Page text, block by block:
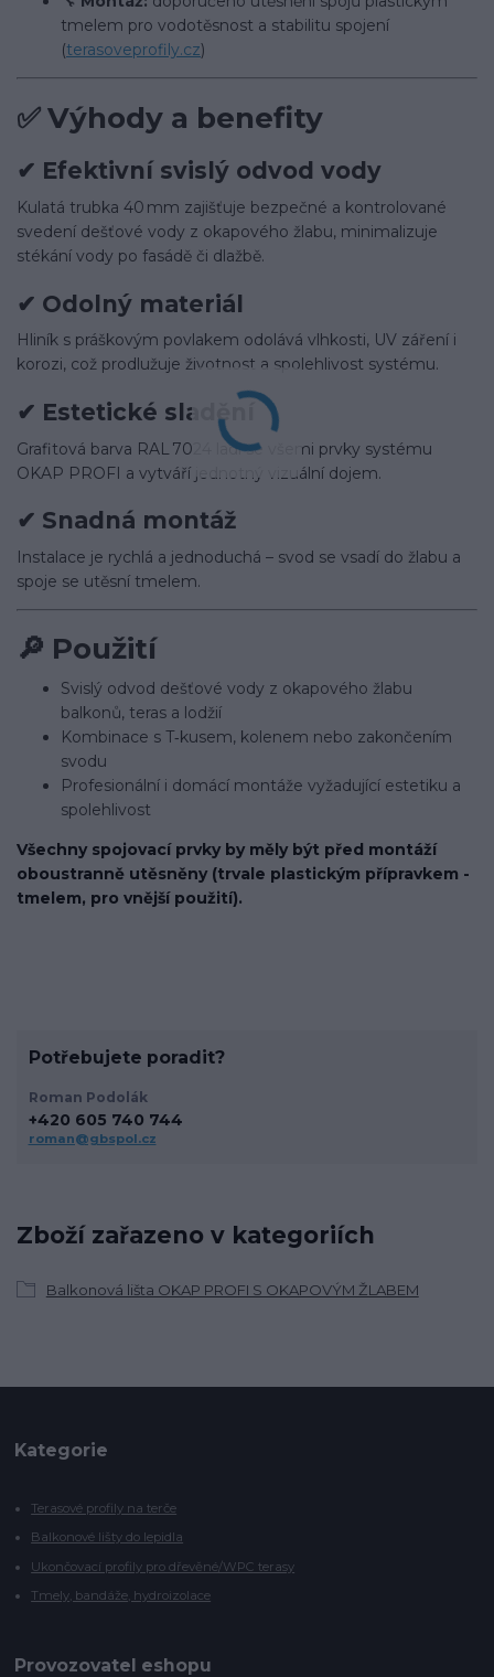
tmelem pro vodotěsnost a stabilitu spojení
(terasoveprofily.cz)
✅Výhody a benefity
✔ Efektivní svislý odvod vody
Kulatá trubka 40 mm zajišťuje bezpečné a kontrolované
svedení dešťové vody z okapového žlabu, minimalizuje
stékání vody po fasádě či dlažbě.
✔ Odolný materiál
Hliník s práškovým povlakem odolává vlhkosti, UV záření i
korozi, což prodlužuje životnost a spolehlivost systému.
✔ Estetické sladění
Grafitová barva RAL 7024 ladí se všemi prvky systému
OKAP PROFI a vytváří jednotný vizuální dojem.
✔ Snadná montáž
Instalace je rychlá a jednoduchá – svod se vsadí do žlabu a
spoje se utěsní tmelem.
🔎 Použití
Svislý odvod dešťové vody z okapového žlabu
balkonů, teras a lodžií
Kombinace s T‑kusem, kolenem nebo zakončením
svodu
Profesionální i domácí montáže vyžadující estetiku a
spolehlivost
Všechny spojovací prvky by měly být před montáží
oboustranně utěsněny (trvale plastickým přípravkem -
tmelem, pro vnější použití).
Zboží zařazeno v kategoriích
Balkonová lišta OKAP PROFI S OKAPOVÝM ŽLABEM
Potřebujete poradit?
Roman Podolák
+420 605 740 744
roman@gbspol.cz
Kategorie
Terasové profily na terče
Balkonové lišty do lepidla
Ukončovací profily pro dřevěné/WPC terasy
Tmely, bandáže, hydroizolace
Provozovatel eshopu